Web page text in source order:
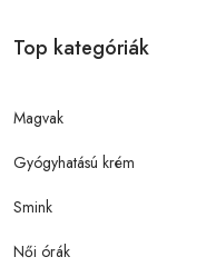
Top kategóriák
Magvak
Gyógyhatású krém
Smink
Női órák